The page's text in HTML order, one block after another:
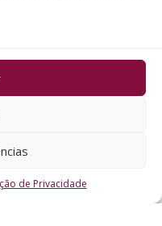
de Privacidade